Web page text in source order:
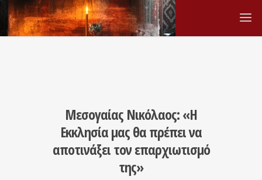
Μεσογαίας Νικόλαος: «Η
Εκκλησία μας θα πρέπει να
αποτινάξει τον επαρχιωτισ​μό
της»